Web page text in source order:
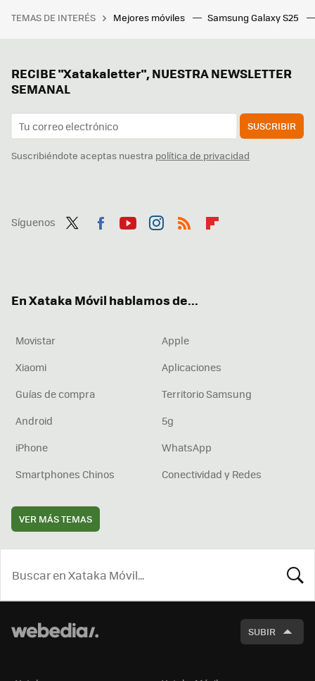
TEMAS DE INTERÉS Mejores móviles Samsung Galaxy S25
RECIBE "Xatakaletter", NUESTRA NEWSLETTER
SEMANAL
SUSCRIBIR
Suscribiéndote aceptas nuestra política de privacidad
Síguenos
En Xataka Móvil hablamos de...
Movistar
Apple
Xiaomi
Aplicaciones
Guías de compra
Territorio Samsung
Android
5g
iPhone
WhatsApp
Smartphones Chinos
Conectividad y Redes
VER MÁS TEMAS
SUBIR